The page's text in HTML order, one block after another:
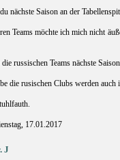
nächste Saison an der
Teams möchte ich mich nicht
russischen Teams nächste
die rusischen Clubs werden auch
17.01.2017
J